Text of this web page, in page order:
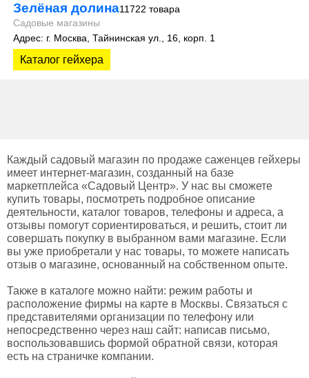
Зелёная долина11722 товара
Садовые магазины
Адрес: г. Москва, Тайнинская ул., 16, корп. 1
Каталог гейхера
Каждый садовый магазин по продаже саженцев гейхеры
имеет интернет-магазин, созданный на базе
маркетплейса «Садовый Центр». У нас вы сможете
купить товары, посмотреть подробное описание
деятельности, каталог товаров, телефоны и адреса, а
отзывы помогут сориентироваться, и решить, стоит ли
совершать покупку в выбранном вами магазине. Если
вы уже приобретали у нас товары, то можете написать
отзыв о магазине, основанный на собственном опыте.
Также в каталоге можно найти: режим работы и
расположение фирмы на карте в Москвы. Связаться с
представителями организации по телефону или
непосредственно через наш сайт: написав письмо,
воспользовавшись формой обратной связи, которая
есть на страничке компании.